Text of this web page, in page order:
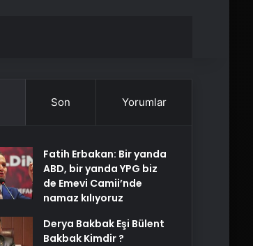
Son Yorumlar
Fatih Erbakan: Bir yanda
ABD, bir yanda YPG biz
de Emevi Camii’nde
namaz kılıyoruz
Derya Bakbak Eşi Bülent
Bakbak Kimdir ?